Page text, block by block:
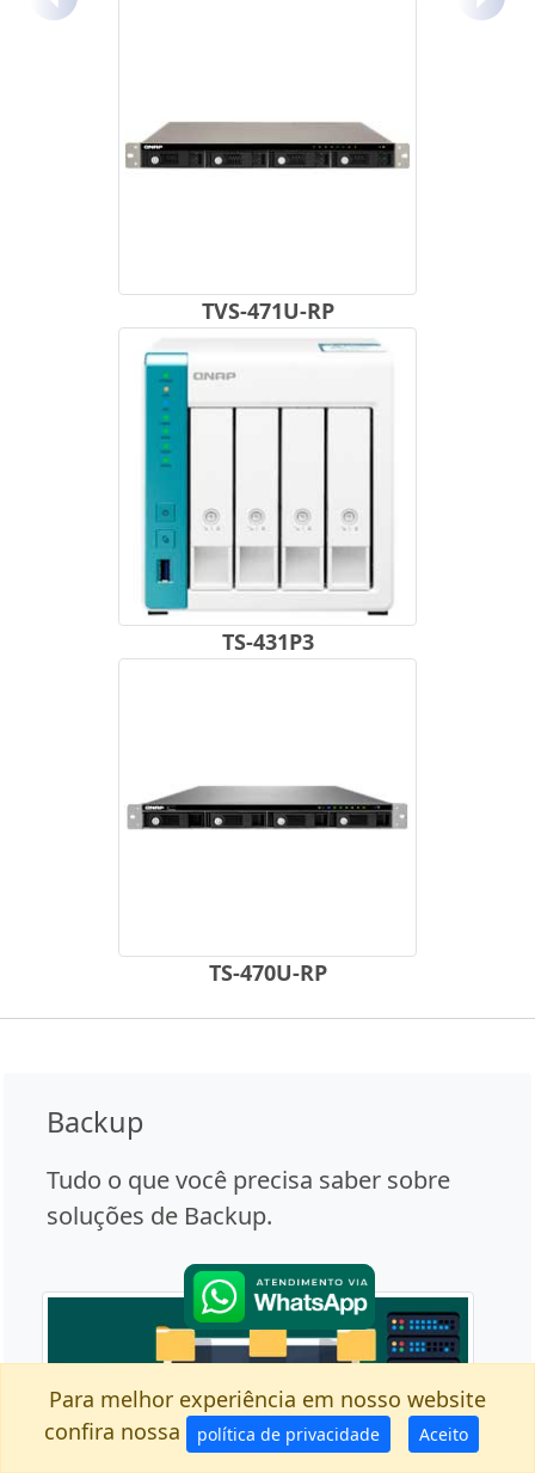
TVS-471U-RP
TS-431P3
TS-470U-RP
Anterior
Backup
Tudo o que você precisa saber sobre
soluções de Backup.
Para melhor experiência em nosso website
confira nossa
política de privacidade Aceito